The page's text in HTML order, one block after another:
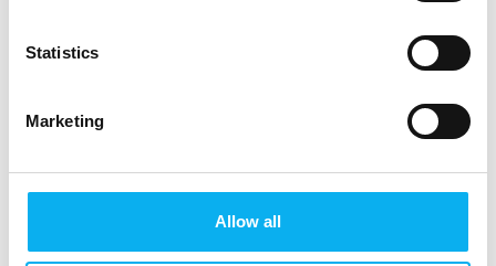
Statistics
Marketing
Allow all